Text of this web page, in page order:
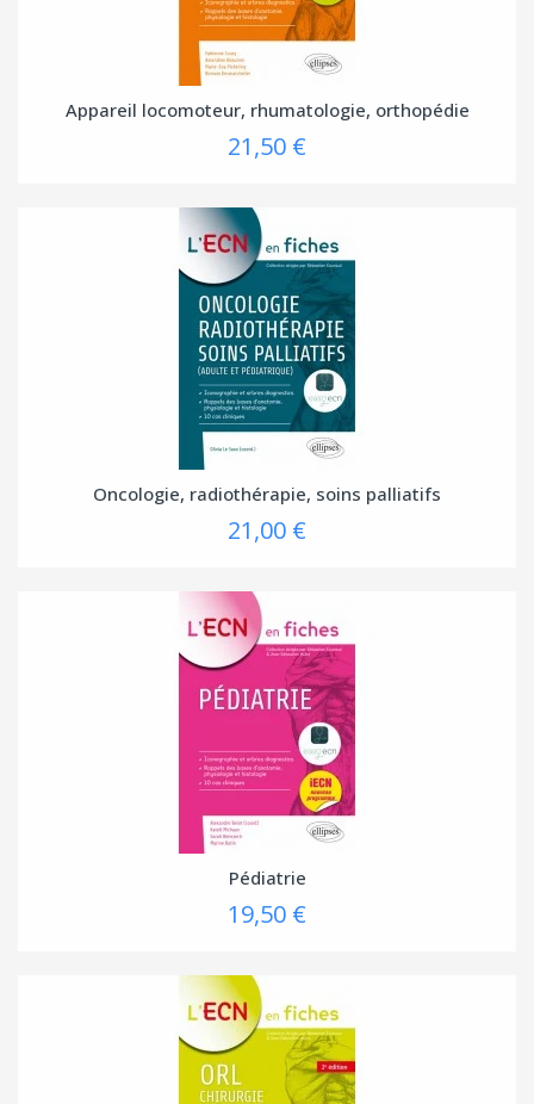
Appareil locomoteur, rhumatologie, orthopédie
21,50 €
Oncologie, radiothérapie, soins palliatifs
21,00 €
Pédiatrie
19,50 €